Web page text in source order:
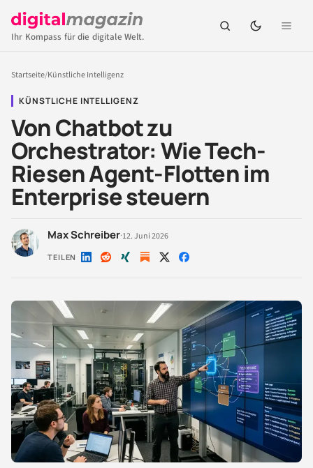
Ihr Kompass für die digitale Welt.
Startseite/Künstliche Intelligenz
KÜNSTLICHE INTELLIGENZ
Von Chatbot zu
Orchestrator: Wie Tech-
Riesen Agent-Flotten im
Enterprise steuern
Max Schreiber·12. Juni 2026
TEILEN Auf Auf Auf Auf Auf